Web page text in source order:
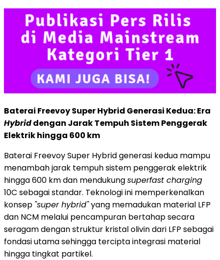
Baterai Freevoy Super Hybrid Generasi Kedua: Era
Hybriddengan Jarak Tempuh Sistem Penggerak
Elektrik hingga 600 km
Baterai Freevoy Super Hybrid generasi kedua mampu
menambah jarak tempuh sistem penggerak elektrik
hingga 600 km dan mendukungsuperfast charging
10C sebagai standar. Teknologi ini memperkenalkan
konsep "super hybrid"yang memadukan material LFP
dan NCM melalui pencampuran bertahap secara
seragam dengan struktur kristal olivin dari LFP sebagai
fondasi utama sehingga tercipta integrasi material
hingga tingkat partikel.